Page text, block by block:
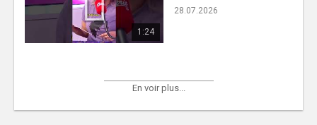
1:24
28.07.2026
En voir plus...